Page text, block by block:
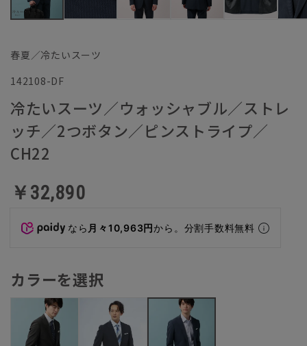
春夏／冷たいスーツ
142108-DF
冷たいスーツ／ウォッシャブル／ストレ
ッチ／2つボタン／ピンストライプ／
CH22
￥32,890
なら 月々10,963円から。分割手数料無料
カラーを選択